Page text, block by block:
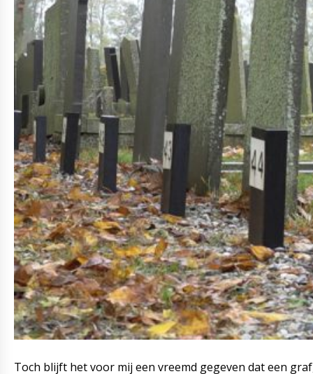
Toch blijft het voor mij een vreemd gegeven dat een